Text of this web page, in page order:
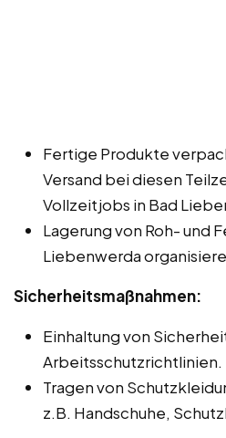
Fertige Produkte
Versand bei diesen
Vollzeitjobs in Bad
Lagerung von Roh- und
Liebenwerda
Sicherheitsmaßnahmen:
Einhaltung von
Arbeitsschutzrichtlinien.
Tragen von
z.B. Handschuhe,